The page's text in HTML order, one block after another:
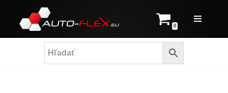
Prejsť
na
0